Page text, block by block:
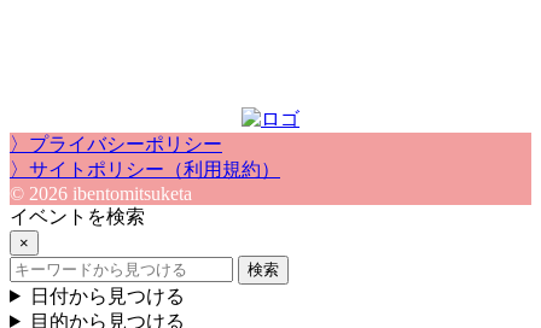
〉プライバシーポリシー
〉サイトポリシー（利用規約）
© 2026 ibentomitsuketa
イベントを検索
×
検索
日付から見つける
目的から見つける